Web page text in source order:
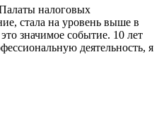
налоговых
стала на уровень выше в
значимое событие. 10 лет
деятельность, я